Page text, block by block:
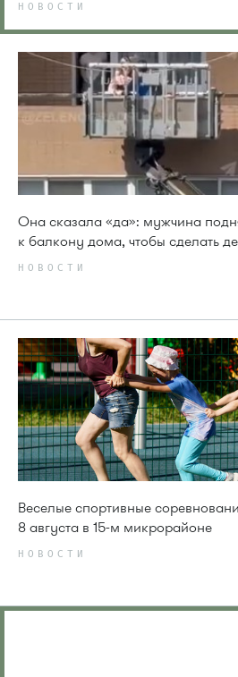
НОВОСТИ
Она сказала «да»: мужчина
к балкону дома, чтобы сделать
НОВОСТИ
Веселые спортивные
8 августа в 15-м микрорайоне
НОВОСТИ